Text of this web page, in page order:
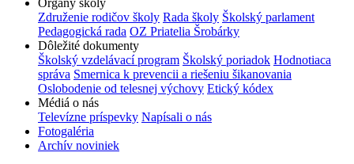
Združenie rodičov školy Rada školy Školský parlament
Pedagogická rada OZ Priatelia Šrobárky
Dôležité dokumenty
Školský vzdelávací program Školský poriadok Hodnotiaca
správa Smernica k prevencii a riešeniu šikanovania
Oslobodenie od telesnej výchovy Etický kódex
Médiá o nás
Televízne príspevky Napísali o nás
Fotogaléria
Archív noviniek